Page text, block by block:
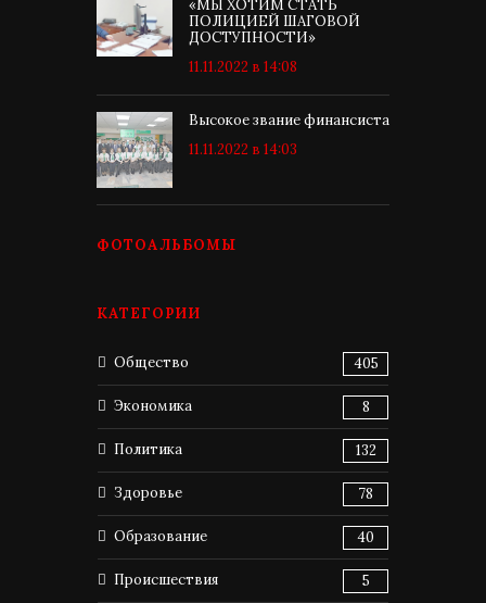
«МЫ ХОТИМ СТАТЬ
ПОЛИЦИЕЙ ШАГОВОЙ
ДОСТУПНОСТИ»
11.11.2022 в 14:08
Высокое звание финансиста
11.11.2022 в 14:03
ФОТОАЛЬБОМЫ
КАТЕГОРИИ
Общество 405
Экономика 8
Политика 132
Здоровье 78
Образование 40
Происшествия 5